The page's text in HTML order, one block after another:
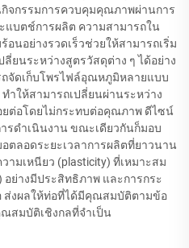
กรรมการควบคุมคุณภาพผ่านการ
บตช์การผลิต ความสามารถใน
นอย่างรวดเร็วช่วยให้สามารถเริ่ม
ลี่ยนระหว่างสูตรวัสดุต่าง ๆ ได้อย่าง
จัดเก็บโพรไฟล์อุณหภูมิหลายแบบ
ำให้สามารถเปลี่ยนผ่านระหว่าง
ยต่อโดยไม่กระทบต่อคุณภาพ ดีไซน์
ดำเนินงาน ขณะเดียวกันก็มอบ
ตลอดระยะเวลาการผลิตที่ยาวนาน
ามเหนียว (plasticity) ที่เหมาะสม
อย่างมีประสิทธิภาพ และการกระ
ส่งผลให้ท่อที่ได้มีคุณสมบัติตามข้อ
สมบัติเชิงกลที่จำเป็น